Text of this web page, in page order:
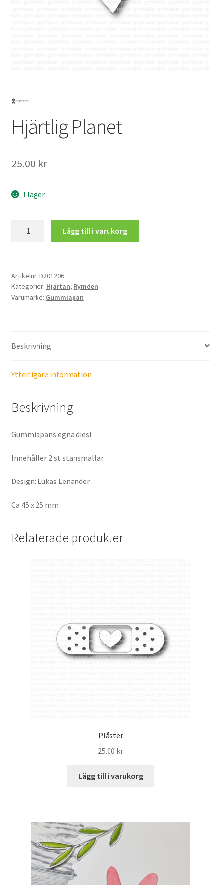
Hjärtlig Planet
25.00 kr
I lager
Lägg till i varukorg
Artikelnr: D201206
Kategorier: Hjärtan, Rymden
Varumärke: Gummiapan
Beskrivning
Ytterligare information
Beskrivning
Gummiapans egna dies!
Innehåller 2 st stansmallar.
Design: Lukas Lenander
Ca 45 x 25 mm
Relaterade produkter
Plåster
25.00 kr
Lägg till i varukorg